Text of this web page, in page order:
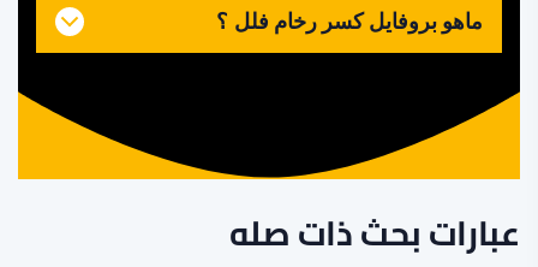
ماهو بروفايل كسر رخام فلل ؟
عبارات بحث ذات صله